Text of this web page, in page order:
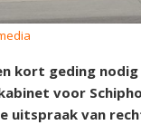
kort geding
voor
uitspraak van